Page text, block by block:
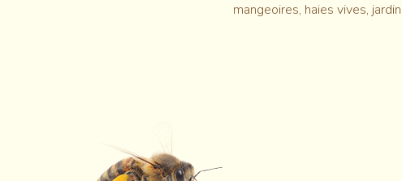
mangeoires, haies vives,